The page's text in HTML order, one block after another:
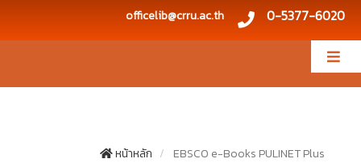
officelib@crru.ac.th 0-5377-6020
หน้าหลัก EBSCO e-Books PULINET Plus